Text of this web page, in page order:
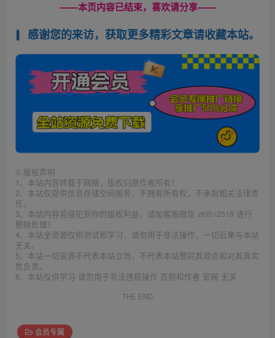
------本页内容已结束，喜欢请分享------
感谢您的来访，获取更多精彩文章请收藏本站。
© 版权声明
1、本站内容转载于网络，版权归原作者所有！
2、本站仅提供信息存储空间服务，不拥有所有权，不承担相关法律责
任。
3、本站内容若侵犯到你的版权利益，请加客服微信 zt0512518 进行
删除处理！
4、本站全资源仅供测试和学习，请勿用于非法操作，一切后果与本站
无关。
5、本站一切资源不代表本站立场，不代表本站赞同其观点和对其真实
性负责。
6、本站仅供学习 请勿用于非法违规操作 否则和作者 官网 无关
THE END
会员专属